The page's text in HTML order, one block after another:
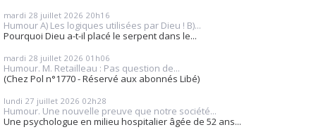
mardi 28 juillet 2026 20h16
Humour A) Les logiques utilisées par Dieu ! B)...
Pourquoi Dieu a-t-il placé le serpent dans le...
mardi 28 juillet 2026 01h06
Humour. M. Retailleau : Pas question de...
(Chez Pol n°1770 - Réservé aux abonnés Libé)
lundi 27 juillet 2026 02h28
Humour. Une nouvelle preuve que notre société...
Une psychologue en milieu hospitalier âgée de 52 ans...